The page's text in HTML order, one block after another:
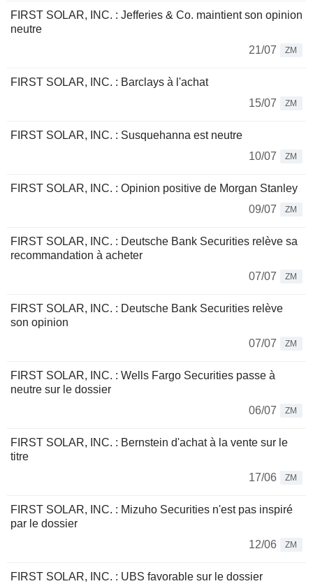
FIRST SOLAR, INC. : Jefferies & Co. maintient son opinion
neutre
21/07
ZM
FIRST SOLAR, INC. : Barclays à l'achat
15/07
ZM
FIRST SOLAR, INC. : Susquehanna est neutre
10/07
ZM
FIRST SOLAR, INC. : Opinion positive de Morgan Stanley
09/07
ZM
FIRST SOLAR, INC. : Deutsche Bank Securities relève sa
recommandation à acheter
07/07
ZM
FIRST SOLAR, INC. : Deutsche Bank Securities relève
son opinion
07/07
ZM
FIRST SOLAR, INC. : Wells Fargo Securities passe à
neutre sur le dossier
06/07
ZM
FIRST SOLAR, INC. : Bernstein d'achat à la vente sur le
titre
17/06
ZM
FIRST SOLAR, INC. : Mizuho Securities n'est pas inspiré
par le dossier
12/06
ZM
FIRST SOLAR, INC. : UBS favorable sur le dossier